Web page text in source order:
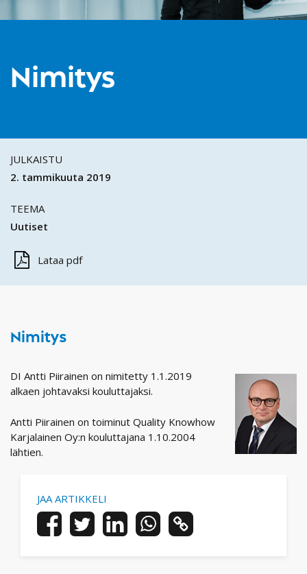
Nimitys
JULKAISTU
2. tammikuuta 2019
TEEMA
Uutiset
Lataa pdf
Nimitys
DI Antti Piirainen on nimitetty 1.1.2019
alkaen johtavaksi kouluttajaksi.
Antti Piirainen on toiminut Quality Knowhow
Karjalainen Oy:n kouluttajana 1.10.2004
lähtien.
JAA ARTIKKELI